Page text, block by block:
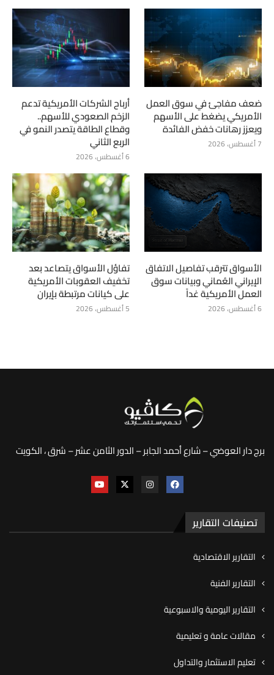
ضعف مفاجئ في سوق العمل
الأمريكي يضغط على الأسهم
ويعزز رهانات خفض الفائدة
7 أغسطس، 2026
أرباح الشركات الأمريكية تدعم
الزخم الصعودي للأسهم..
وقطاع الطاقة يتصدر النمو في
الربع الثاني
6 أغسطس، 2026
الأسواق تترقب تفاصيل الاتفاق
الإيراني العُماني وبيانات سوق
العمل الأمريكية غداً
6 أغسطس، 2026
تفاؤل الأسواق يتصاعد بعد
تخفيف العقوبات الأمريكية
على كيانات مرتبطة بإيران
5 أغسطس، 2026
برج دار العوضي – شارع أحمد الجابر – الدور الثامن عشر – شرق ، الكويت
تصنيفات التقارير
التقارير الاقتصادية
التقارير الفنية
التقارير اليومية والاسبوعية
مقالات عامة و تعليمية
تعليم الاستثمار والتداول